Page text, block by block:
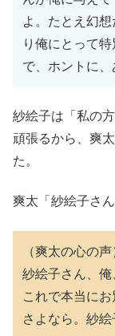
よ。たとえ幻
り俺にとって
で、ホントに、
紗絵子は「私の
頑張るから、爽
た。
爽太「紗絵子さ
（爽太の心の声
紗絵子さん、俺
これで本当にお
さよなら。紗絵